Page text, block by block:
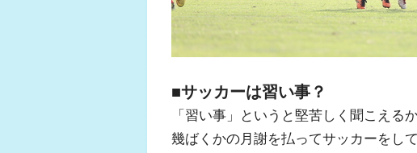
■サッカーは習い事？
「習い事」というと堅苦しく聞こえる
幾ばくかの月謝を払ってサッカーをし